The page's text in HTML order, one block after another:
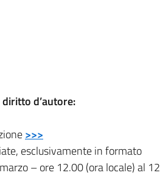
d’autore:
>>>
esclusivamente in formato
– ore 12.00 (ora locale) al 12